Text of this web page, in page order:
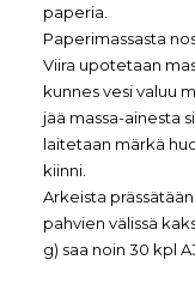
paperia.
Paperimassasta
Viira upotetaan
kunnes vesi valuu
jää massa-ainesta
laitetaan märkä
kiinni.
Arkeista
pahvien välissä
g) saa noin 30 kpl